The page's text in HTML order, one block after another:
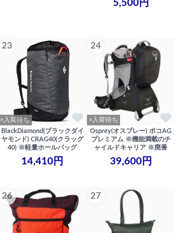
5,500円
23
×入荷待ち
BlackDiamond(ブラックダイ
ヤモンド) CRAG40(クラッグ
40) ※軽量ホールバッグ
14,410円
24
×入荷待ち
Osprey(オスプレー) ポコAG
プレミアム ※機能満載のチ
ャイルドキャリア ※廃番
39,600円
26 27